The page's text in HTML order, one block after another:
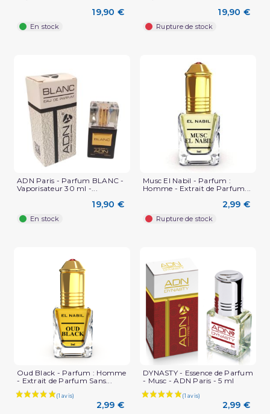
19,90 €
En stock
19,90 €
Rupture de stock
ADN Paris - Parfum BLANC -
Vaporisateur 30 ml -...
19,90 €
En stock
Musc El Nabil - Parfum :
Homme - Extrait de Parfum...
2,99 €
Rupture de stock
Oud Black - Parfum : Homme
- Extrait de Parfum Sans...
2,99 €
DYNASTY - Essence de Parfum
- Musc - ADN Paris - 5 ml
2,99 €